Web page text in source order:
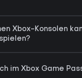
Xbox-Konsolen
im Xbox Game